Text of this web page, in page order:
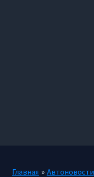
Главная Автоновости